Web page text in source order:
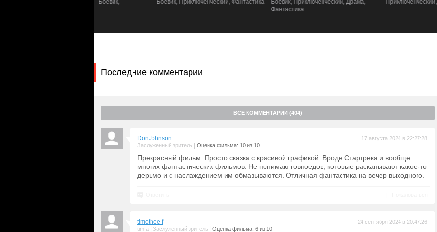
бороться с захватчиками.
Боевик, Приключенческий, Фантастика
Боевик, Приключенческий, Драма,
Приключенческий, Фантастика, Боевик
Последние комментарии
ВСЕ КОММЕНТАРИИ (404)
DonJohnson
Заслуженный зритель Оценка фильма: 10 из 10
17 августа 2024 в 22:27:28
Прекрасный фильм. Просто сказка с красивой графикой. Вроде Стартрека и вообще
многих фантастических фильмов. Не понимаю говноедов, которые раскапывают какое-то
дерьмо и с наслаждением им обмазываются. Отличная фантастика на вечер выходного.
|
timothee f
timfa Заслуженный зритель Оценка фильма: 6 из 10
24 сентября 2024 в 20:47:26